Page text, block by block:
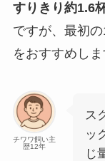
すりきり約1.6
ですが、最初
をおすすめしま
チワワ飼い主
歴12年
ス
ッ
じ